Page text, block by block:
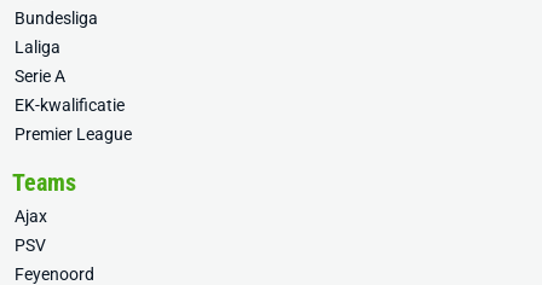
Bundesliga
Laliga
Serie A
EK-kwalificatie
Premier League
Teams
Ajax
PSV
Feyenoord